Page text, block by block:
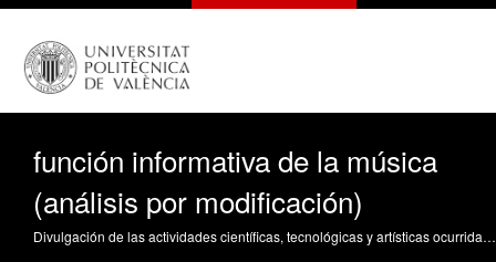
función informativa de la música
(análisis por modificación)
Divulgación de las actividades científicas, tecnológicas y artísticas ocurridas en los tres campus de la UPV